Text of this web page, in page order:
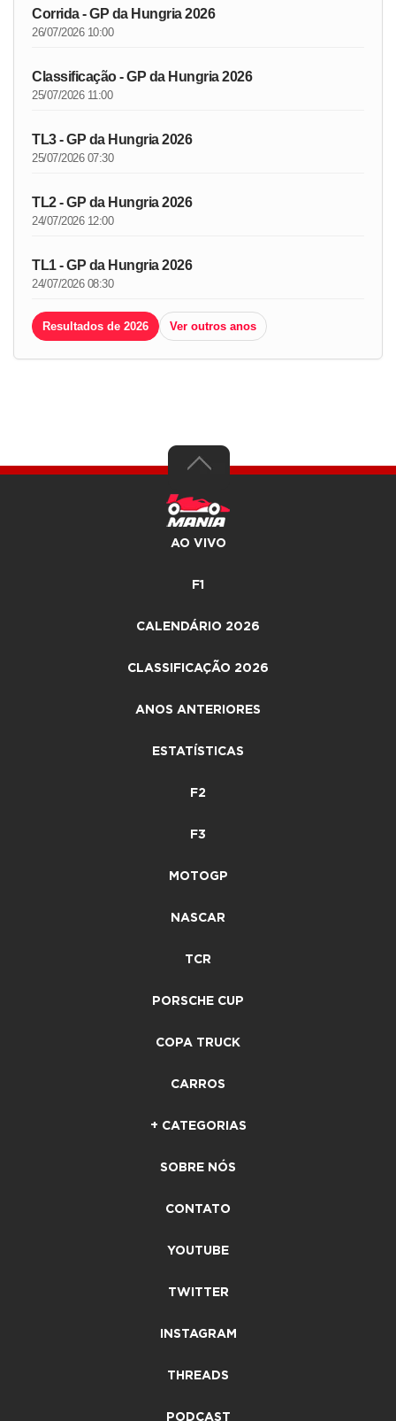
Corrida - GP da Hungria 2026
26/07/2026 10:00
Classificação - GP da Hungria 2026
25/07/2026 11:00
TL3 - GP da Hungria 2026
25/07/2026 07:30
TL2 - GP da Hungria 2026
24/07/2026 12:00
TL1 - GP da Hungria 2026
24/07/2026 08:30
Resultados de 2026 Ver outros anos
AO VIVO
F1
CALENDÁRIO 2026
CLASSIFICAÇÃO 2026
ANOS ANTERIORES
ESTATÍSTICAS
F2
F3
MOTOGP
NASCAR
TCR
PORSCHE CUP
COPA TRUCK
CARROS
+ CATEGORIAS
SOBRE NÓS
CONTATO
YOUTUBE
TWITTER
INSTAGRAM
THREADS
PODCAST